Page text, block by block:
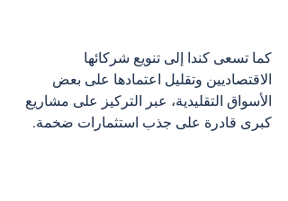
كما تسعى كندا إلى تنويع شركائها
الاقتصاديين وتقليل اعتمادها على بعض
الأسواق التقليدية، عبر التركيز على مشاريع
كبرى قادرة على جذب استثمارات ضخمة.